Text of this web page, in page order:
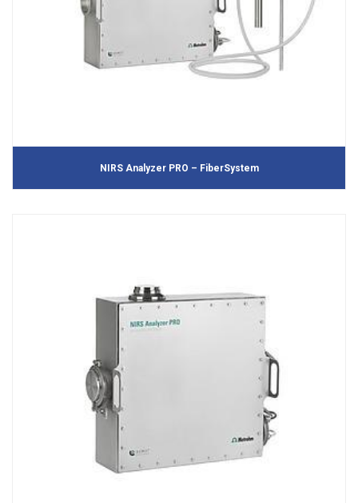
NIRS Analyzer PRO – FiberSystem